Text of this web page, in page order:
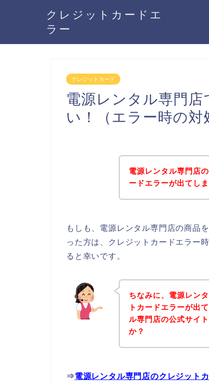
クレジットカードエ
ラー
クレジットカード
電源レンタル専門
い！（エラー時の対
電源レンタル専門店
ードエラーが出てし
もしも、電源レンタル専門店の商品
った方は、クレジットカードエラー
ると幸いです。
ちなみに、電源レン
トカードエラーが出
ル専門店の公式サイ
か？
⇒電源レンタル専門店のクレジット